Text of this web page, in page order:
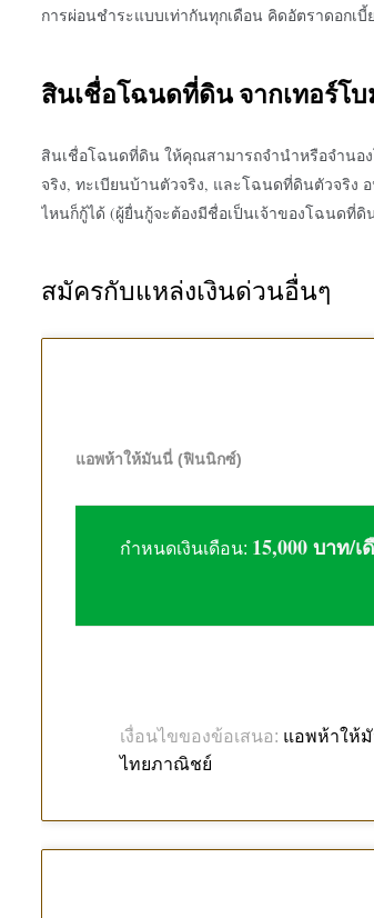
การผ่อนชำระแบบเท่ากันทุกเดือน คิดอัตราดอกเ
สินเชื่อโฉนดที่ดิน จากเทอร์โ
สินเชื่อโฉนดที่ดิน ให้คุณสามารถจำนำหรือจำนอ
จริง, ทะเบียนบ้านตัวจริง, และโฉนดที่ดินตัวจริง
ไหนก็กู้ได้ (ผู้ยื่นกู้จะต้องมีชื่อเป็นเจ้าของโฉนดที่ดิ
สมัครกับแหล่งเงินด่วนอื่นๆ
แอพห้าให้มันนี่ (ฟินนิกซ์)
กำหนดเงินเดือน: 15,000 บาท/เ
เงื่อนไขของข้อเสนอ: แอพห้าให้
ไทยภาณิชย์